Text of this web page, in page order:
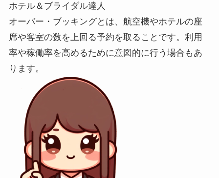
ホテル＆ブライダル達人
オーバー・ブッキングとは、航空機やホテルの座
席や客室の数を上回る予約を取ることです。利用
率や稼働率を高めるために意図的に行う場合もあ
ります。